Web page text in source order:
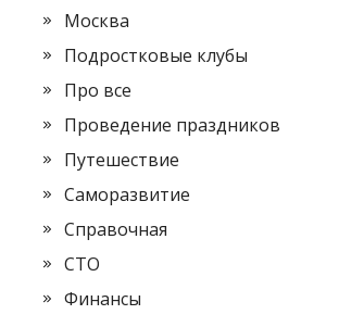
Москва
Подростковые клубы
Про все
Проведение праздников
Путешествие
Саморазвитие
Справочная
СТО
Финансы